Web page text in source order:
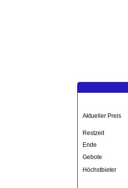
Aktueller Preis
Restzeit
Ende
Gebote
Höchstbieter